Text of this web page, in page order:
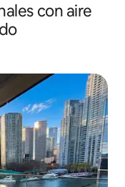
con aire